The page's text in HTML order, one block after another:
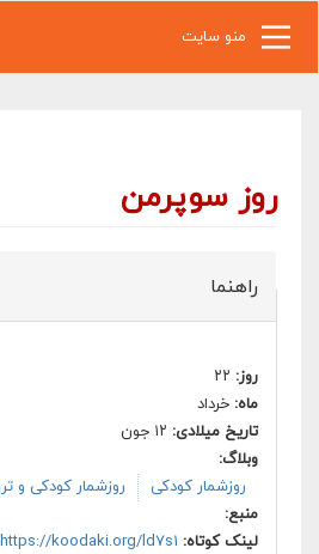
منو سایت
روز سوپرمن
راهنما
روز: ۲۲
ماه: خرداد
تاریخ میلادی: ۱۲ جون
وبلاگ:
روزشمار کودکی
روزشمار کودکی و
منبع:
لینک کوتاه: https://koodaki.org/ld7s1